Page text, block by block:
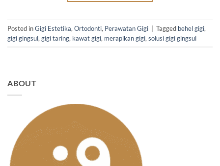
Posted inGigi Estetika, Ortodonti, Perawatan Gigi Tagged behel gigi,
gigi gingsul, gigi taring, kawat gigi, merapikan gigi, solusi gigi gingsul
ABOUT